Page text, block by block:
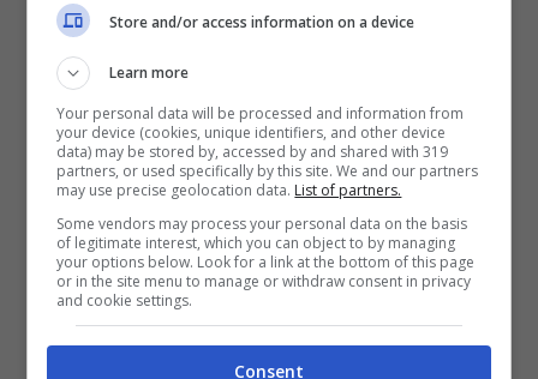
Store and/or access information on a device
Learn more
Your personal data will be processed and information from
your device (cookies, unique identifiers, and other device
data) may be stored by, accessed by and shared with 319
partners, or used specifically by this site. We and our partners
may use precise geolocation data. List of partners.
Some vendors may process your personal data on the basis
of legitimate interest, which you can object to by managing
your options below. Look for a link at the bottom of this page
or in the site menu to manage or withdraw consent in privacy
and cookie settings.
Consent